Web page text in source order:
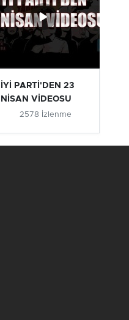
İYİ PARTİ'DEN 23
NİSAN VİDEOSU
2578 İzlenme